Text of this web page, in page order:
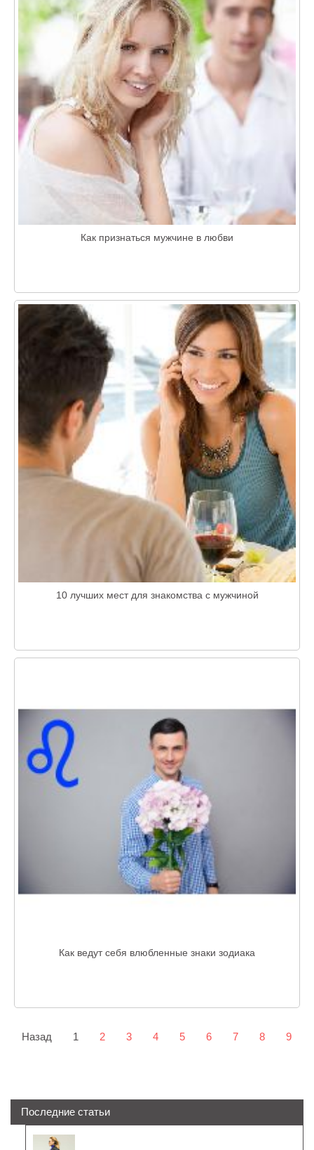
Как признаться мужчине в любви
10 лучших мест для знакомства с мужчиной
Как ведут себя влюбленные знаки зодиака
Назад 1 2 3 4 5 6 7 8 9
Последние статьи